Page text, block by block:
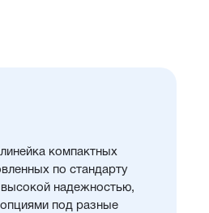
компактных
по стандарту
надежностью,
под разные